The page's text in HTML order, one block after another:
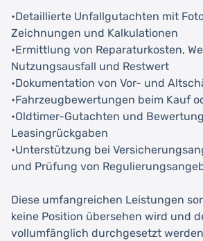
•Detaillierte Unfallgutachten mit
Zeichnungen und Kalkulationen
•Ermittlung von Reparaturkosten,
Nutzungsausfall und Restwert
•Dokumentation von Vor- und
•Fahrzeugbewertungen beim Kauf
•Oldtimer-Gutachten und
Leasingrückgaben
•Unterstützung bei
und Prüfung von
Diese umfangreichen Leistungen
keine Position übersehen wird und
vollumfänglich durchgesetzt